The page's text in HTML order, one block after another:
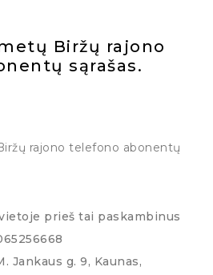
Biržų rajono
sąrašas.
rajono telefono abonentų
prieš tai paskambinus
Jankaus g. 9, Kaunas,